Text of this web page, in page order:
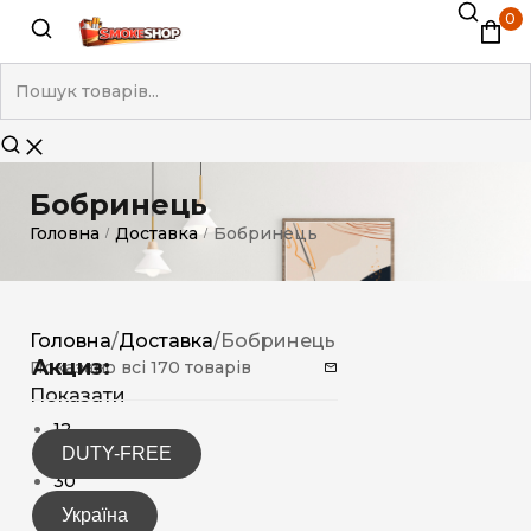
0
Бобринець
Головна / Доставка / Бобринець
Акциз:
DUTY-FREE
Україна
Головна/Доставка/Бобринець
Показано всі 170 товарів
Показати
12
15
30